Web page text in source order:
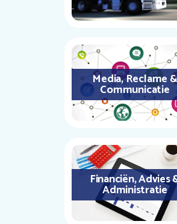
Media, Reclame &
Communicatie
Financiën, Advies
Administratie